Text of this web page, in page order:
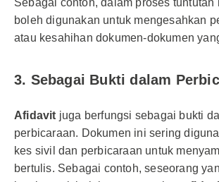
Sebagai contoh, dalam proses tuntutan
boleh digunakan untuk mengesahkan
atau kesahihan dokumen-dokumen
3. Sebagai Bukti dalam
Afidavit juga berfungsi sebagai bukti
perbicaraan. Dokumen ini sering
kes sivil dan perbicaraan untuk
bertulis. Sebagai contoh, seseorang